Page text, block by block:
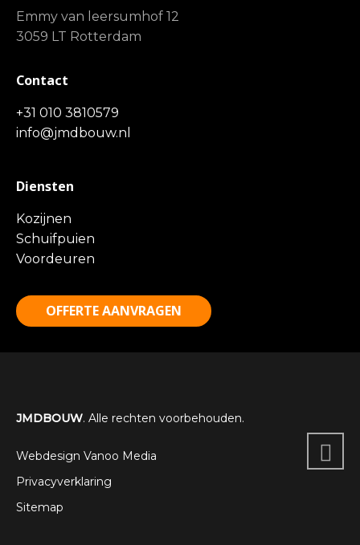
Emmy van leersumhof 12
3059 LT Rotterdam
Contact
+31 010 3810579
info@jmdbouw.nl
Diensten
Kozijnen
Schuifpuien
Voordeuren
OFFERTE AANVRAGEN
JMDBOUW. Alle rechten voorbehouden.
Webdesign Vanoo Media
Privacyverklaring
Sitemap